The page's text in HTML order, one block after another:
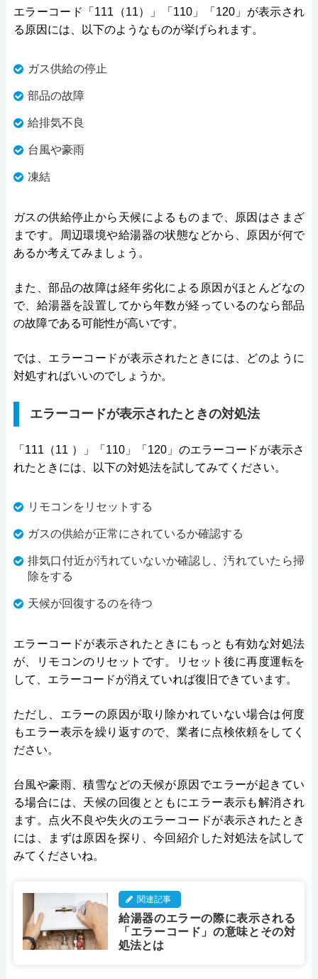
エラーコード「111（11）」「110」「120」が表示され
る原因には、以下のようなものが挙げられます。
ガス供給の停止
部品の故障
給排気不良
台風や豪雨
凍結
ガスの供給停止から天候によるものまで、原因はさまざ
まです。周辺環境や給湯器の状態などから、原因が何で
あるか考えてみましょう。
また、部品の故障は経年劣化による原因がほとんどなの
で、給湯器を設置してから年数が経っているのなら部品
の故障である可能性が高いです。
では、エラーコードが表示されたときには、どのように
対処すればいいのでしょうか。
エラーコードが表示されたときの対処法
「111（11 ）」「110」「120」のエラーコードが表示さ
れたときには、以下の対処法を試してみてください。
リモコンをリセットする
ガスの供給が正常にされているか確認する
排気口付近が汚れていないか確認し、汚れていたら掃
除をする
天候が回復するのを待つ
エラーコードが表示されたときにもっとも有効な対処法
が、リモコンのリセットです。リセット後に再度運転を
して、エラーコードが消えていれば復旧できています。
ただし、エラーの原因が取り除かれていない場合は何度
もエラー表示を繰り返すので、業者に点検依頼をしてく
ださい。
台風や豪雨、積雪などの天候が原因でエラーが起きてい
る場合には、天候の回復とともにエラー表示も解消され
ます。点火不良や失火のエラーコードが表示されたとき
には、まずは原因を探り、今回紹介した対処法を試して
みてくださいね。
関連記事
給湯器のエラーの際に表示される
「エラーコード」の意味とその対
処法とは